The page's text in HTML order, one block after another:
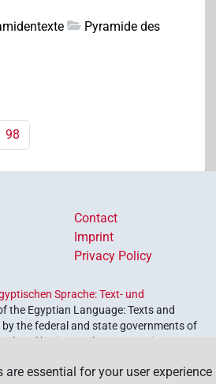
Pyramide des
98
Contact
Imprint
Privacy Policy
Sprache: Text- und
the Egyptian Language: Texts and
the federal and state governments of
heritage. The program is
essential for your user experience